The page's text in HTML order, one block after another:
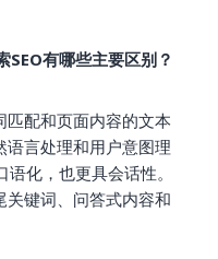
SEO有哪些主要区别？
匹配和页面内容的文本
语言处理和用户意图理
化，也更具会话性。
关键词、问答式内容和